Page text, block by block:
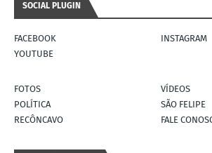
SOCIAL PLUGIN
FACEBOOK
INSTAGRAM
YOUTUBE
FOTOS
VÍDEOS
POLÍTICA
SÃO FELIPE
RECÔNCAVO
FALE